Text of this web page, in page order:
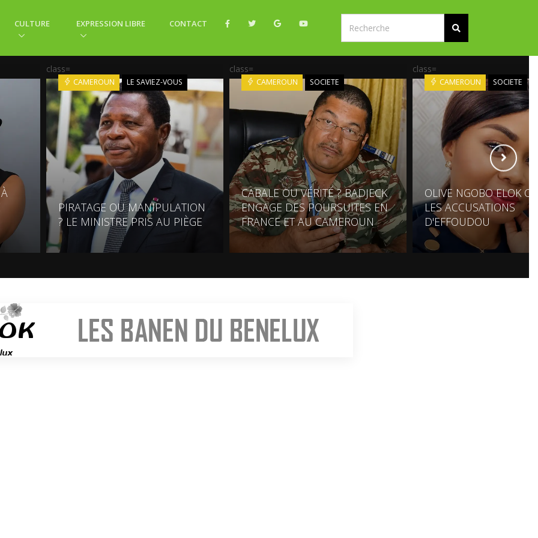
CULTURE EXPRESSION LIBRE CONTACT
class=
CAMEROUN LE SAVIEZ-VOUS
PIRATAGE OU MANIPULATION
? LE MINISTRE PRIS AU PIÈGE
class=
CAMEROUN SOCIETE
CABALE OU VÉRITÉ ? BADJECK
ENGAGE DES POURSUITES EN
FRANCE ET AU CAMEROUN
class=
CAMEROUN SOCIETE
OLIVE NGOBO ELOK
LES ACCUSATIONS
D'EFFOUDOU